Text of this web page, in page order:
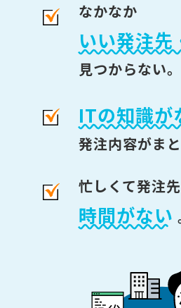
なかなか
いい発注先
見つからない。
ITの知識が
発注内容がま
忙しくて発注
時間がない